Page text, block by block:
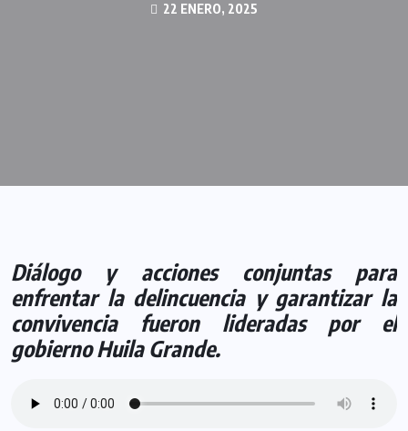
22 ENERO, 2025
Diálogo y acciones conjuntas para
enfrentar la delincuencia y garantizar la
convivencia fueron lideradas por el
gobierno Huila Grande.